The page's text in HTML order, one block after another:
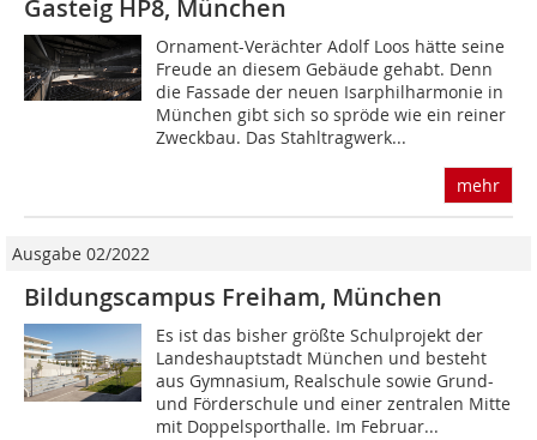
Gasteig HP8, München
Ornament-Verächter Adolf Loos hätte seine
Freude an diesem Gebäude gehabt. Denn
die Fassade der neuen Isarphilharmonie in
München gibt sich so spröde wie ein reiner
Zweckbau. Das Stahltragwerk...
mehr
Ausgabe 02/2022
Bildungscampus Freiham, München
Es ist das bisher größte Schulprojekt der
Landeshauptstadt München und besteht
aus Gymnasium, Realschule sowie Grund-
und Förderschule und einer zentralen Mitte
mit Doppelsporthalle. Im Februar...